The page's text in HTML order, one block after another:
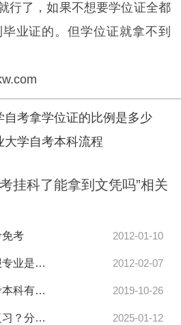
行了，如果不想要学位证全都
业证的。但学位证就拿不到
自考拿学位证的比例是多少
大学自考本科流程
挂科了能拿到文凭吗”相关
考 2012-01-10
华中农业大学自考生改报专业是否同时应更换准考证 2012-02-07
华中农业大学全日制自考本科有用吗 2019-10-26
华中农业大学自考如何复习？分享3大高效方法！ 2025-01-12